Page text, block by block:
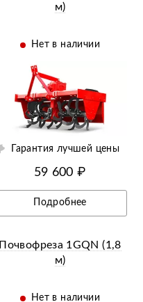
м)
Нет в наличии
Гарантия лучшей цены
59 600 ₽
Подробнее
Почвофреза 1GQN (1,8
м)
Нет в наличии